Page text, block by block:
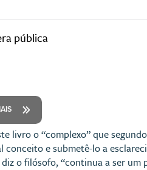
pública
livro o “complexo” que
conceito e submetê-lo a
o filósofo, “continua a ser